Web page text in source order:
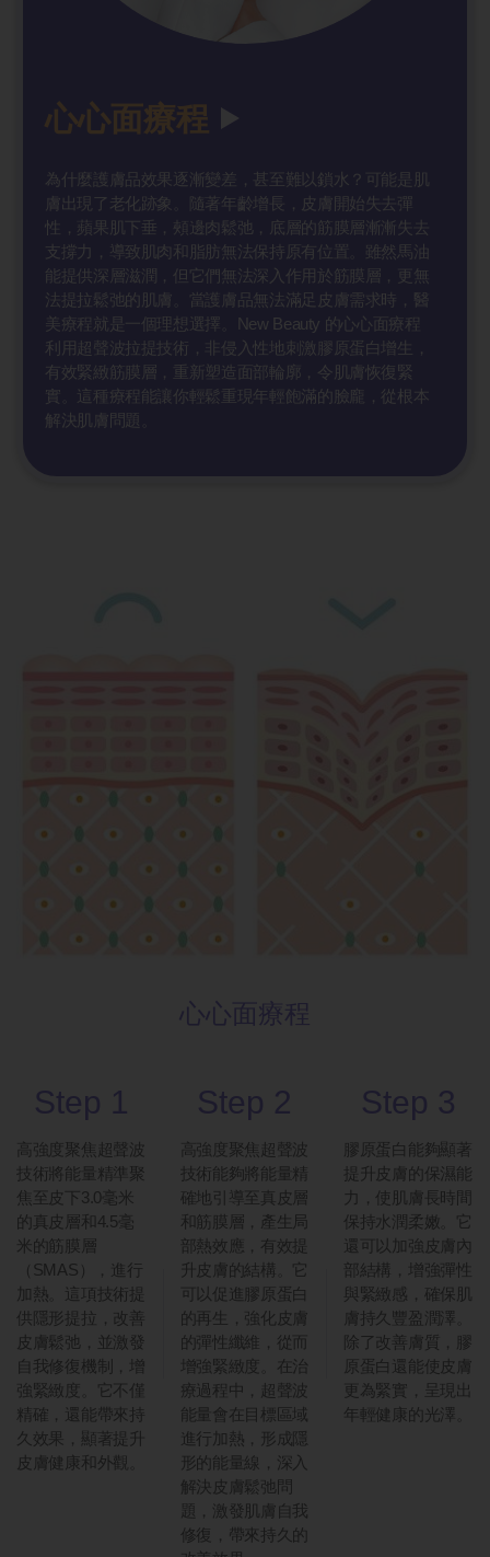
心心面療程
為什麼護膚品效果逐漸變差，甚至難以鎖水？可能是肌
膚出現了老化跡象。隨著年齡增長，皮膚開始失去彈
性，蘋果肌下垂，頰邊肉鬆弛，底層的筋膜層漸漸失去
支撐力，導致肌肉和脂肪無法保持原有位置。雖然馬油
能提供深層滋潤，但它們無法深入作用於筋膜層，更無
法提拉鬆弛的肌膚。當護膚品無法滿足皮膚需求時，醫
美療程就是一個理想選擇。New Beauty 的心心面療程
利用超聲波拉提技術，非侵入性地刺激膠原蛋白增生，
有效緊緻筋膜層，重新塑造面部輪廓，令肌膚恢復緊
實。這種療程能讓你輕鬆重現年輕飽滿的臉龐，從根本
解決肌膚問題。
心心面療程
Step 1
高強度聚焦超聲波
技術將能量精準聚
焦至皮下3.0毫米
的真皮層和4.5毫
米的筋膜層
（SMAS），進行
加熱。這項技術提
供隱形提拉，改善
皮膚鬆弛，並激發
自我修復機制，增
強緊緻度。它不僅
精確，還能帶來持
久效果，顯著提升
皮膚健康和外觀。
Step 2
高強度聚焦超聲波
技術能夠將能量精
確地引導至真皮層
和筋膜層，產生局
部熱效應，有效提
升皮膚的結構。它
可以促進膠原蛋白
的再生，強化皮膚
的彈性纖維，從而
增強緊緻度。在治
療過程中，超聲波
能量會在目標區域
進行加熱，形成隱
形的能量線，深入
解決皮膚鬆弛問
題，激發肌膚自我
修復，帶來持久的
Step 3
膠原蛋白能夠顯著
提升皮膚的保濕能
力，使肌膚長時間
保持水潤柔嫩。它
還可以加強皮膚內
部結構，增強彈性
與緊緻感，確保肌
膚持久豐盈潤澤。
除了改善膚質，膠
原蛋白還能使皮膚
更為緊實，呈現出
年輕健康的光澤。